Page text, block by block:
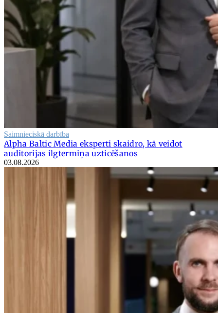
Saimnieciskā darbība
Alpha Baltic Media eksperti skaidro, kā veidot
auditorijas ilgtermiņa uzticēšanos
03.08.2026